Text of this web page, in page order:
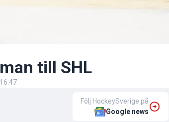
till SHL
Följ HockeySverige på
Google news